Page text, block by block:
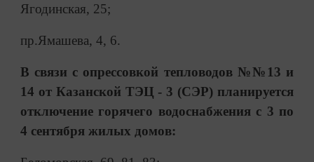
Ягодинская, 25;
пр.Ямашева, 4, 6.
В связи с опрессовкой тепловодов №№13 и
14 от Казанской ТЭЦ - 3 (СЭР) планируется
отключение горячего водоснабжения с 3 по
4 сентября жилых домов: